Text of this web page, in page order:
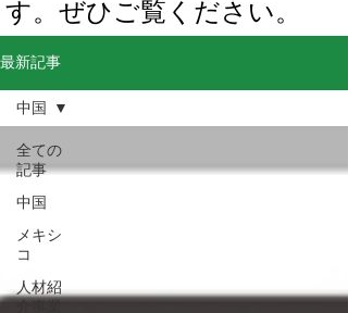
す。ぜひご覧ください。
最新記事
全ての
記事
中国
メキシ
コ
人材紹
中国